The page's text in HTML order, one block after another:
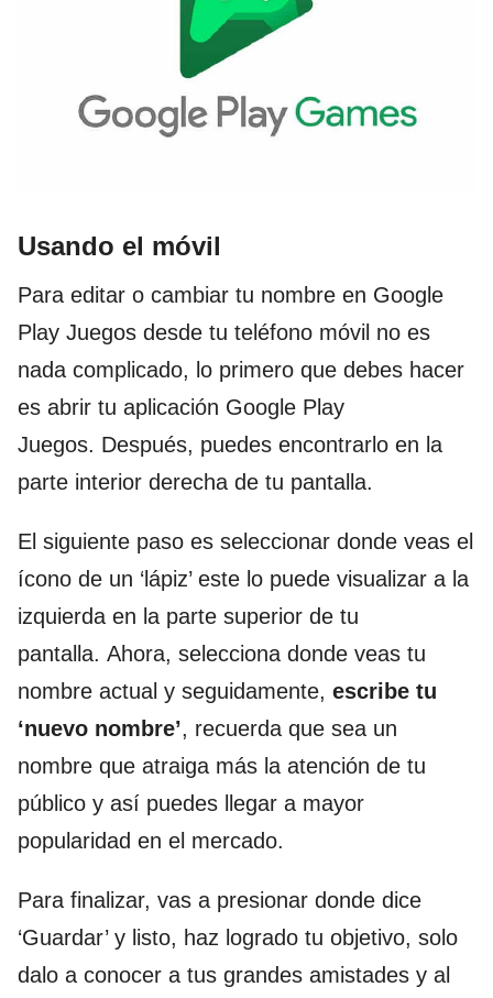
Usando el móvil
Para editar o cambiar tu nombre en Google
Play Juegos desde tu teléfono móvil no es
nada complicado, lo primero que debes hacer
es abrir tu aplicación Google Play
Juegos. Después, puedes encontrarlo en la
parte interior derecha de tu pantalla.
El siguiente paso es seleccionar donde veas el
ícono de un ‘lápiz’ este lo puede visualizar a la
izquierda en la parte superior de tu
pantalla. Ahora, selecciona donde veas tu
nombre actual y seguidamente, escribe tu
‘nuevo nombre’, recuerda que sea un
nombre que atraiga más la atención de tu
público y así puedes llegar a mayor
popularidad en el mercado.
Para finalizar, vas a presionar donde dice
‘Guardar’ y listo, haz logrado tu objetivo, solo
dalo a conocer a tus grandes amistades y al